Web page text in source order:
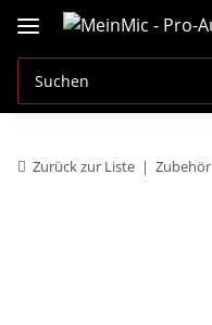
Zurück zur Liste Zubehör